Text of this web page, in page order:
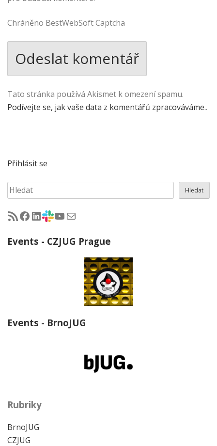
Chráněno BestWebSoft Captcha
Tato stránka používá Akismet k omezení spamu.
Podívejte se, jak vaše data z komentářů zpracováváme..
Přihlásit se
Hledat Hledat
RSS - články na jug.cz
Facebook skupina Czech Java User Group
LinkedIn skupina Czech Java User Group
CZJUG Slack fórum
CZJUG YouTube kanálCZJUG email
Events - CZJUG Prague
Events - BrnoJUG
Rubriky
BrnoJUG
CZJUG